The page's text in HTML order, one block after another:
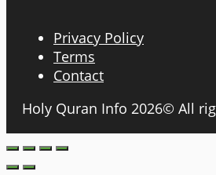
Privacy Policy
Terms
Contact
Holy Quran Info 2026© All